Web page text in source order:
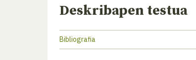
Deskribapen testua
Bibliografia